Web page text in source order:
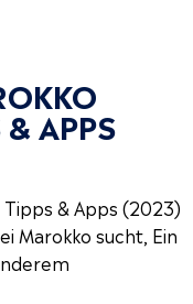
APPS
& Apps (2023)
Marokko sucht, Ein